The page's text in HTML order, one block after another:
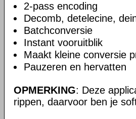
2-pass encoding
Decomb, detelecine,
Batchconversie
Instant vooruitblik
Maakt kleine conversie
Pauzeren en hervatten
OPMERKING: Deze
rippen, daarvoor ben je